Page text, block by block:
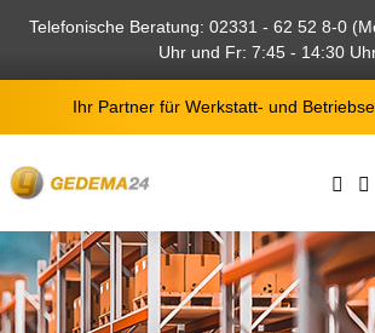
springen
Telefonische Beratung: 02331 - 62 52 8-0
Uhr und Fr: 7:45 - 14:30
Ihr Partner für Werkstatt- und